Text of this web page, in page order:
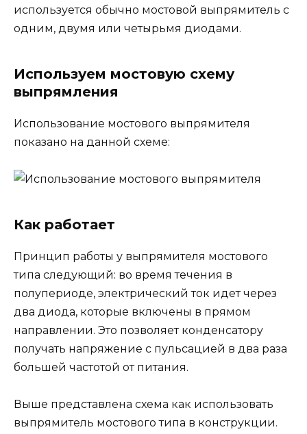
используется обычно мостовой выпрямитель с
одним, двумя или четырьмя диодами.
Используем мостовую схему
выпрямления
Использование мостового выпрямителя
показано на данной схеме:
Как работает
Принцип работы у выпрямителя мостового
типа следующий: во время течения в
полупериоде, электрический ток идет через
два диода, которые включены в прямом
направлении. Это позволяет конденсатору
получать напряжение с пульсацией в два раза
большей частотой от питания.
Выше представлена схема как использовать
выпрямитель мостового типа в конструкции.